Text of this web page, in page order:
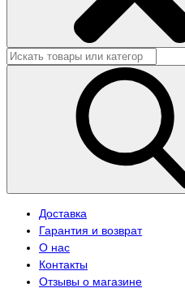
Доставка
Гарантия и возврат
О нас
Контакты
Отзывы о магазине